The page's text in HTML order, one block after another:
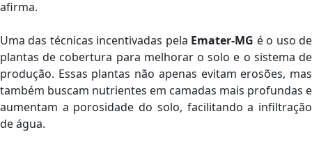
afirma.
Uma das técnicas incentivadas pela Emater-MG é o uso de
plantas de cobertura para melhorar o solo e o sistema de
produção. Essas plantas não apenas evitam erosões, mas
também buscam nutrientes em camadas mais profundas e
aumentam a porosidade do solo, facilitando a infiltração
de água.